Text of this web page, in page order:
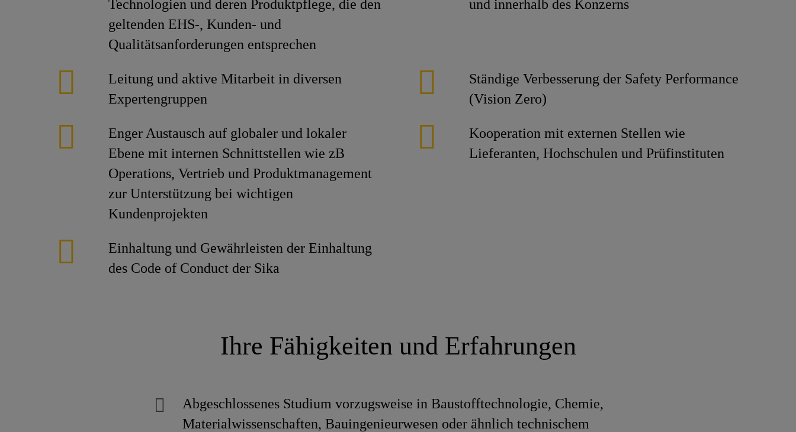
Technologien und deren Produktpflege, die den
geltenden EHS-, Kunden- und
Qualitätsanforderungen entsprechen
und innerhalb des Konzerns
Leitung und aktive Mitarbeit in diversen
Expertengruppen
Ständige Verbesserung der Safety Performance
(Vision Zero)
Enger Austausch auf globaler und lokaler
Ebene mit internen Schnittstellen wie zB
Operations, Vertrieb und Produktmanagement
zur Unterstützung bei wichtigen
Kundenprojekten
Kooperation mit externen Stellen wie
Lieferanten, Hochschulen und Prüfinstituten
Einhaltung und Gewährleisten der Einhaltung
des Code of Conduct der Sika
Ihre Fähigkeiten und Erfahrungen
Abgeschlossenes Studium vorzugsweise in Baustofftechnologie, Chemie,
Materialwissenschaften, Bauingenieurwesen oder ähnlich technischem